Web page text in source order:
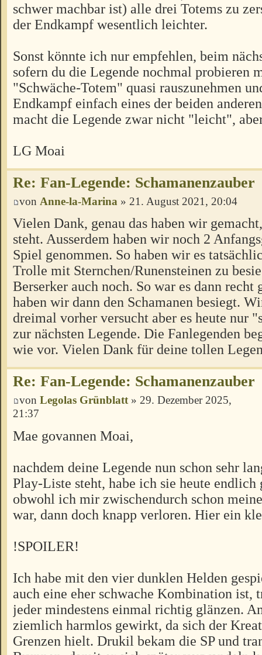
schwer machbar ist) alle drei Totems zu
der Endkampf wesentlich leichter.
Sonst könnte ich nur empfehlen, beim
sofern du die Legende nochmal probieren
"Schwäche-Totem" quasi rauszunehmen
Endkampf einfach eines der beiden
macht die Legende zwar nicht "leicht",
LG Moai
Re: Fan-Legende: Schamanenzauber
von Anne-la-Marina » 21. August 2021, 20:04
Vielen Dank, genau das haben wir
steht. Ausserdem haben wir noch 2
Spiel genommen. So haben wir es
Trolle mit Sternchen/Runensteinen zu
Berserker auch noch. So war es dann
haben wir dann den Schamanen besiegt.
dreimal vorher versucht aber es heute nur
zur nächsten Legende. Die Fanlegenden
wie vor. Vielen Dank für deine tollen
Re: Fan-Legende: Schamanenzauber
von Legolas Grünblatt» 29. Dezember 2025,
21:37
Mae govannen Moai,
nachdem deine Legende nun schon sehr
Play-Liste steht, habe ich sie heute endlich
obwohl ich mir zwischendurch schon
war, dann doch knapp verloren. Hier ein
!SPOILER!
Ich habe mit den vier dunklen Helden
auch eine eher schwache Kombination ist,
jeder mindestens einmal richtig glänzen.
ziemlich harmlos gewirkt, da sich der
Grenzen hielt. Drukil bekam die SP und